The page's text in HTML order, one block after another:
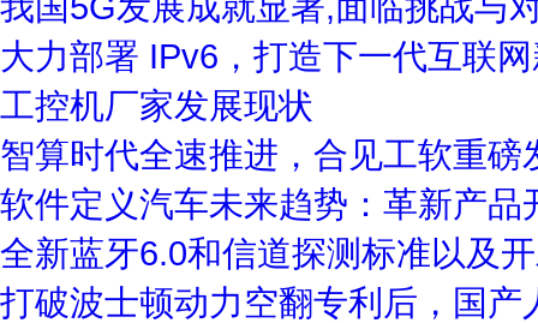
大力部署 IPv6，打造下一代互联
工控机厂家发展现状
智算时代全速推进，合见工软重
软件定义汽车未来趋势：革新产品
全新蓝牙6.0和信道探测标准以及
打破波士顿动力空翻专利后，国